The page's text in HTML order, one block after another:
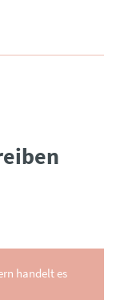
handelt es